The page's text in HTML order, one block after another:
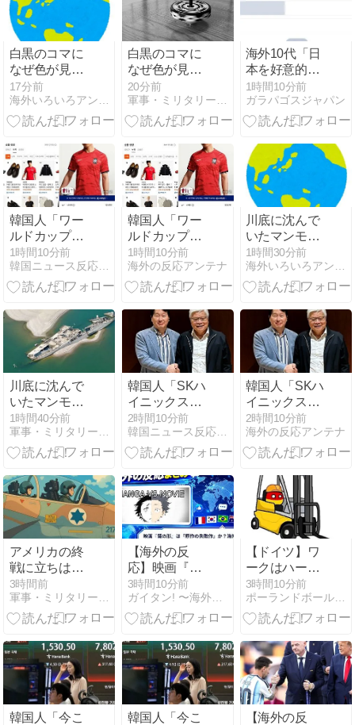
白黒のコマに
なぜ色が見え
るのか 200年
の謎をAIが解
明！
17分前
白黒のコマに
なぜ色が見え
るのか 200年
の謎をAIが解
明！
20分前
海外10代「日
本を好意的に
見ている？そ
れとも否定的
に見ている？
ちら」
1時間10分前
ガラパゴスジャパン
韓国人「ワー
ルドカップ初
勝利効果！ム
シンサ、ユニ
フォーム取引
増」
1時間10分前
韓国ニュース反応まとめ
韓国人「ワー
ルドカップ初
勝利効果！ム
シンサ、ユニ
フォーム取引
増」
1時間10分前
海外の反応アンテナ
川底に沈んで
いたマンモス
やナチス軍艦
など露出、熱
波でドナウ川
水！
1時間30分前
海外いろいろアンテナ
川底に沈んで
いたマンモス
やナチス軍艦
など露出、熱
波でドナウ川
水！
1時間40分前
軍事・ミリタリー速報
韓国人「SKハ
イニックス、
TSMCとHBM
開発で協力強
化」→「サム
る」
2時間10分前
韓国ニュース反応まとめ
韓国人「SKハ
イニックス、
TSMCとHBM
開発で協力強
化」→「サム
る」
2時間10分前
海外の反応アンテナ
アメリカの終
戦に立ちはだ
かる壁、イス
ラエルはトラ
ンプ和平案に
ず」！
3時間前
軍事・ミリタリー速報
【海外の反
応】映画『聲
の形』は「原
作の失敗作」
か？海外ファ
ったより深か
った
3時間10分前
ガイタン! 〜海外の反応探訪〜
【ドイツ】ワ
ークはハード
だよ【ポーラ
ンドボール】
3時間10分前
ポーランドボール 翻訳
韓国人「今こ
韓国人「今こ
【海外の反